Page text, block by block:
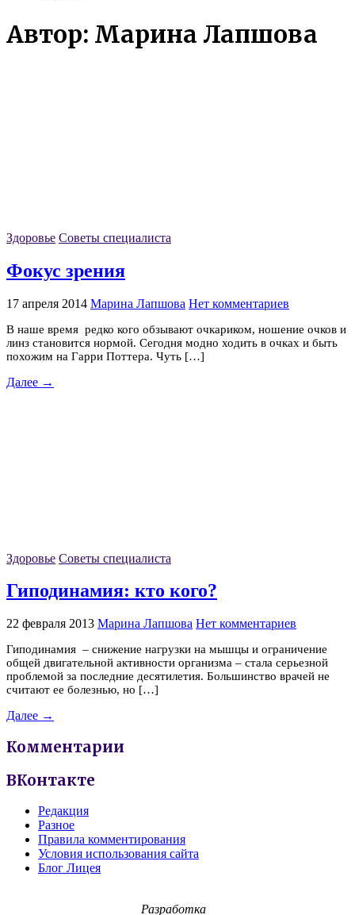
Автор: Марина Лапшова
Здоровье Советы специалиста
Фокус зрения
17 апреля 2014 Марина Лапшова Нет комментариев
В наше время редко кого обзывают очкариком, ношение очков и
линз становится нормой. Сегодня модно ходить в очках и быть
похожим на Гарри Поттера. Чуть […]
Далее →
Здоровье Советы специалиста
Гиподинамия: кто кого?
22 февраля 2013 Марина Лапшова Нет комментариев
Гиподинамия – снижение нагрузки на мышцы и ограничение
общей двигательной активности организма – стала серьезной
проблемой за последние десятилетия. Большинство врачей не
считают ее болезнью, но […]
Далее →
Комментарии
ВКонтакте
Редакция
Разное
Правила комментирования
Условия использования сайта
Блог Лицея
Разработка